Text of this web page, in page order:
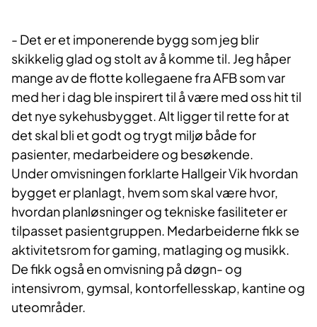
- Det er et imponerende bygg som jeg blir
skikkelig glad og stolt av å komme til. Jeg håper
mange av de flotte kollegaene fra AFB som var
med her i dag ble inspirert til å være med oss hit til
det nye sykehusbygget. Alt ligger til rette for at
det skal bli et godt og trygt miljø både for
pasienter, medarbeidere og besøkende.
Under omvisningen forklarte Hallgeir Vik hvordan
bygget er planlagt, hvem som skal være hvor,
hvordan planløsninger og tekniske fasiliteter er
tilpasset pasientgruppen. Medarbeiderne fikk se
aktivitetsrom for gaming, matlaging og musikk.
De fikk også en omvisning på døgn- og
intensivrom, gymsal, kontorfellesskap, kantine og
uteområder.